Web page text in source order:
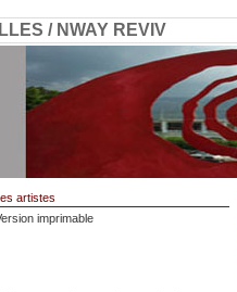
/ NWAY REVIV
artistes
imprimable